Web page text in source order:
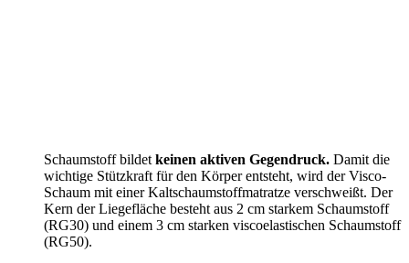
Schaumstoff bildet keinen aktiven Gegendruck. Damit die
wichtige Stützkraft für den Körper entsteht, wird der Visco-
Schaum mit einer Kaltschaumstoffmatratze verschweißt. Der
Kern der Liegefläche besteht aus 2 cm starkem Schaumstoff
(RG30) und einem 3 cm starken viscoelastischen Schaumstoff
(RG50).